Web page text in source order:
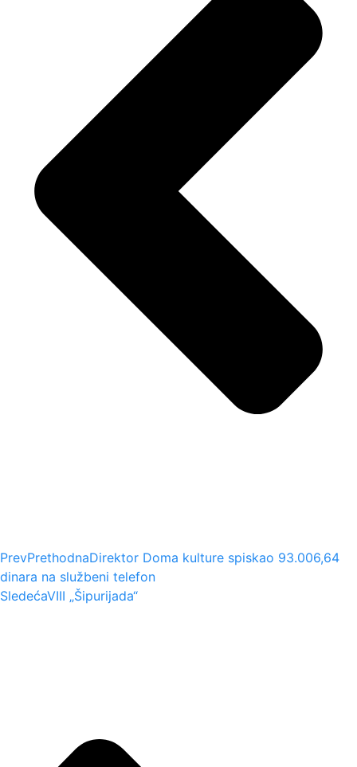
PrevPrethodnaDirektor Doma kulture spiskao 93.006,64
dinara na službeni telefon
SledećaVIII „Šipurijada“